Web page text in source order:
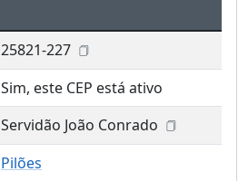
25821-227
Sim, este CEP está ativo
Servidão João Conrado
Pilões